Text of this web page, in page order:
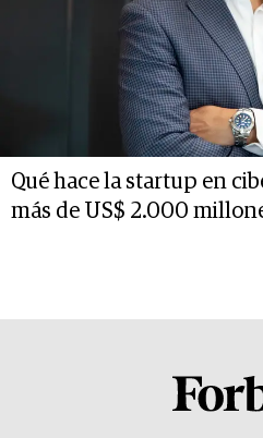
Qué hace la startup en
más de US$ 2.000